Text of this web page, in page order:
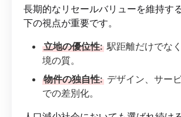
長期的なリセールバリューを維持す
下の視点が重要です。
立地の優位性: 駅距離だけでな
境の質。
物件の独自性: デザイン、サー
での差別化。